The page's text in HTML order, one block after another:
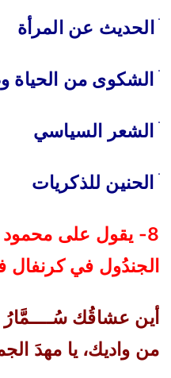
الحديث عن المرأة
الشكوى من الحياة
الشعر السياسي
الحنين للذكريات
8-
يقول على محمود
الجندُول في كرنفال
أين عشاقُك سُــــمَّارُ
من واديك، يا مهدَ